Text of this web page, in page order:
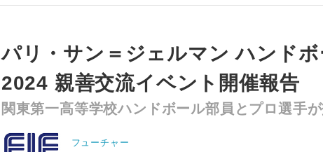
パリ・サン＝ジェルマン ハンド
2024 親善交流イベント開催報告
関東第一高等学校ハンドボール部員とプロ選手
フューチャー